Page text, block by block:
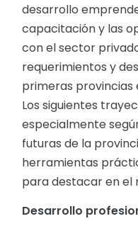
desarrollo
capacitación y las
con el sector
requerimientos y
primeras provincias
Los siguientes
especialmente
futuras de la
herramientas
para destacar en el
Desarrollo